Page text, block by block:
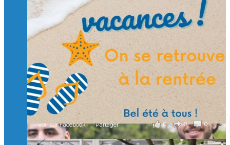
et contribuons ensemble à former les générations
d’ingénieurs de demain. 🙏
Merci à tous !
🎯 Taxe d’apprentissage 2026 : avec l'Isep, investissez pour
un numérique au service de l'humain !
À l’Isep, nous formons des ingénieurs, des bachelors, des
Mastères Spécialisés, qui allient excellence technologique et
valeurs humaines, au cœur de notre pro
...Voir plus
il y a 2 mois
0 0 0
Voir sur Facebook · Partager